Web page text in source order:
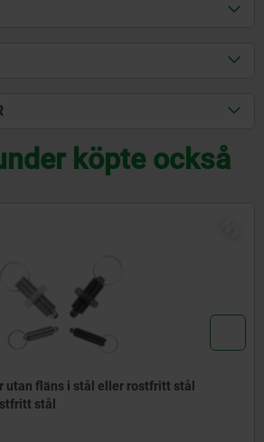
köpte också
i stål eller rostfritt stål med
stål